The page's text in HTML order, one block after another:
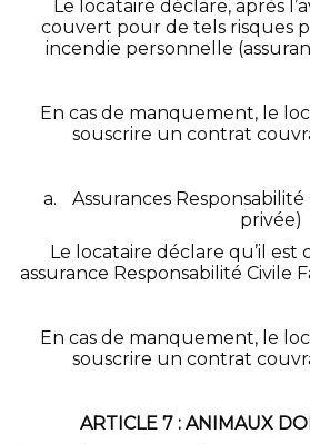
Le locataire déclare, après
couvert pour de tels risques
incendie personnelle
En cas de manquement, le
souscrire un contrat
Assurances Responsabilité
privée)
Le locataire déclare qu’il
assurance Responsabilité Civile
En cas de manquement, le
souscrire un contrat
ARTICLE 7 : ANIMAUX